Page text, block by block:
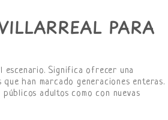
PARA
escenario. Significa ofrecer una
han marcado generaciones enteras.
adultos como con nuevas